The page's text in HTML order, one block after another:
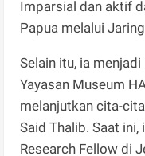
Imparsial dan aktif
Papua melalui
Selain itu, ia
Yayasan Museum
melanjutkan cita-
Said Thalib. Saat
Research Fellow di